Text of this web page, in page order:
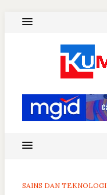
SAINS DAN TEKNOLOGI